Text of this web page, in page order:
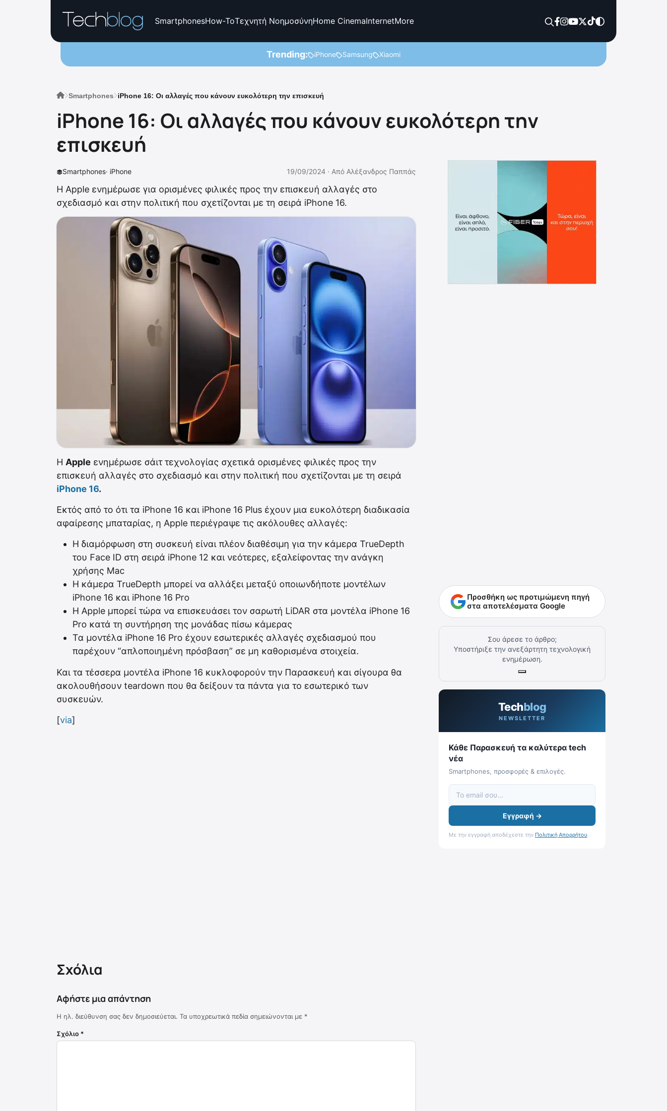
SmartphonesHow-ToΤεχνητή ΝοημοσύνηHome CinemaInternetMore
Trending: iPhone Samsung Xiaomi
Smartphones iPhone 16: Οι αλλαγές που κάνουν ευκολότερη την επισκευή
iPhone 16: Οι αλλαγές που κάνουν ευκολότερη την
επισκευή
Smartphones· iPhone 19/09/2024 · Από Αλέξανδρος Παππάς
Η Apple ενημέρωσε για ορισμένες φιλικές προς την επισκευή αλλαγές στο
σχεδιασμό και στην πολιτική που σχετίζονται με τη σειρά iPhone 16.
Η Apple ενημέρωσε σάιτ τεχνολογίας σχετικά ορισμένες φιλικές προς την
επισκευή αλλαγές στο σχεδιασμό και στην πολιτική που σχετίζονται με τη σειρά
iPhone 16.
Εκτός από το ότι τα iPhone 16 και iPhone 16 Plus έχουν μια ευκολότερη διαδικασία
αφαίρεσης μπαταρίας, η Apple περιέγραψε τις ακόλουθες αλλαγές:
Η διαμόρφωση στη συσκευή είναι πλέον διαθέσιμη για την κάμερα TrueDepth
του Face ID στη σειρά iPhone 12 και νεότερες, εξαλείφοντας την ανάγκη
χρήσης Mac
Η κάμερα TrueDepth μπορεί να αλλάξει μεταξύ οποιωνδήποτε μοντέλων
iPhone 16 και iPhone 16 Pro
Η Apple μπορεί τώρα να επισκευάσει τον σαρωτή LiDAR στα μοντέλα iPhone 16
Pro κατά τη συντήρηση της μονάδας πίσω κάμερας
Τα μοντέλα iPhone 16 Pro έχουν εσωτερικές αλλαγές σχεδιασμού που
παρέχουν “απλοποιημένη πρόσβαση” σε μη καθορισμένα στοιχεία.
Και τα τέσσερα μοντέλα iPhone 16 κυκλοφορούν την Παρασκευή και σίγουρα θα
ακολουθήσουν teardown που θα δείξουν τα πάντα για το εσωτερικό των
συσκευών.
[via]
Σχόλια
Αφήστε μια απάντηση
Η ηλ. διεύθυνση σας δεν δημοσιεύεται. Τα υποχρεωτικά πεδία σημειώνονται με *
Σχόλιο *
Προσθήκη ως προτιμώμενη πηγή
στα αποτελέσματα Google
Σου άρεσε το άρθρο;
Υποστήριξε την ανεξάρτητη τεχνολογική
ενημέρωση.
Techblog
NEWSLETTER
Κάθε Παρασκευή τα καλύτερα tech
νέα
Smartphones, προσφορές & επιλογές.
Εγγραφή →
Με την εγγραφή αποδέχεστε την Πολιτική Απορρήτου.